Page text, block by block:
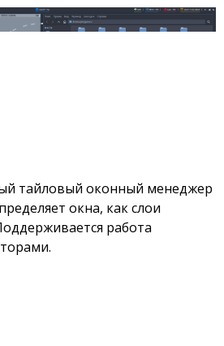
тайловый оконный менеджер
окна, как слои
работа